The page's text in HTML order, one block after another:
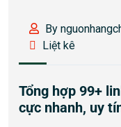
By
Liệt kê
Tổng hợp 99+
cực nhanh, uy